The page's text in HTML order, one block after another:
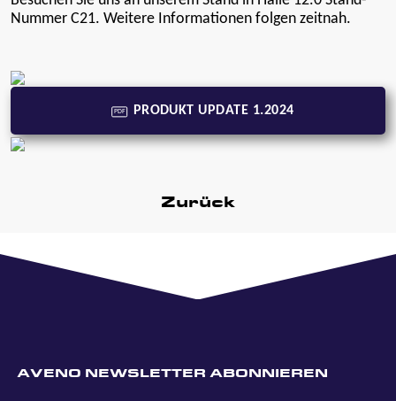
Nummer C21. Weitere Informationen folgen zeitnah.
PRODUKT UPDATE 1.2024
PDF
Zurück
AVENO NEWSLETTER ABONNIEREN